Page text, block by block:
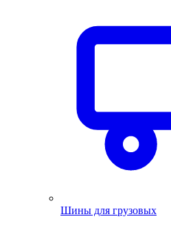
Шины для грузовых